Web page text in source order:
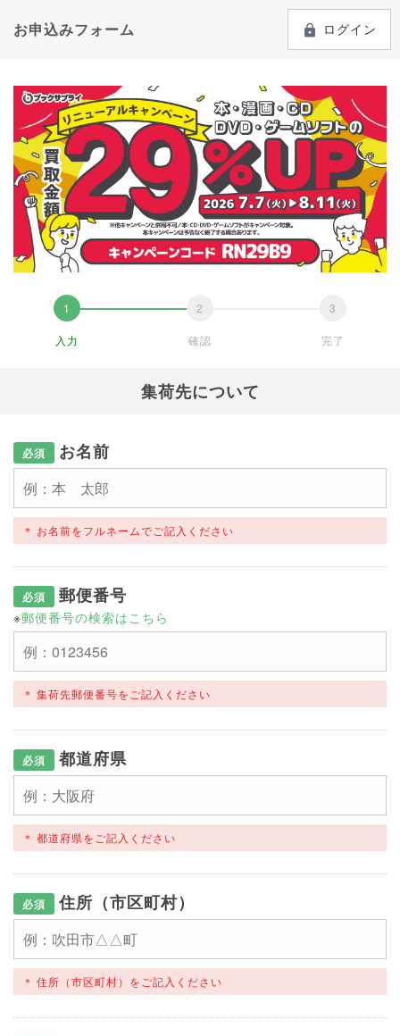
お申込みフォーム ログイン
入力 確認 完了
集荷先について
必須 お名前
お名前をフルネームでご記入ください
必須 郵便番号
※郵便番号の検索はこちら
集荷先郵便番号をご記入ください
必須 都道府県
都道府県をご記入ください
必須 住所（市区町村）
住所（市区町村）をご記入ください